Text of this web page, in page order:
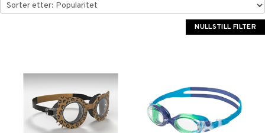
NULLSTILL FILTER
for Shopping4net